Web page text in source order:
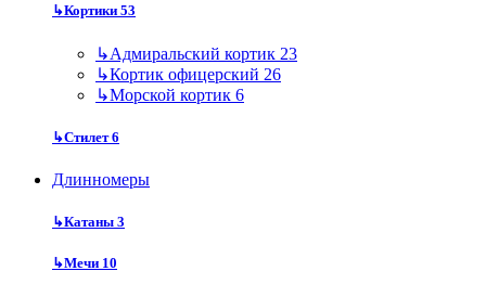
↳Кортики 53
↳Адмиральский кортик 23
↳Кортик офицерский 26
↳Морской кортик 6
↳Стилет6
Длинномеры
↳Катаны 3
↳Мечи 10